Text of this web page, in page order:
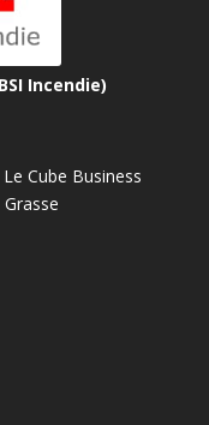
Incendie)
Cube Business